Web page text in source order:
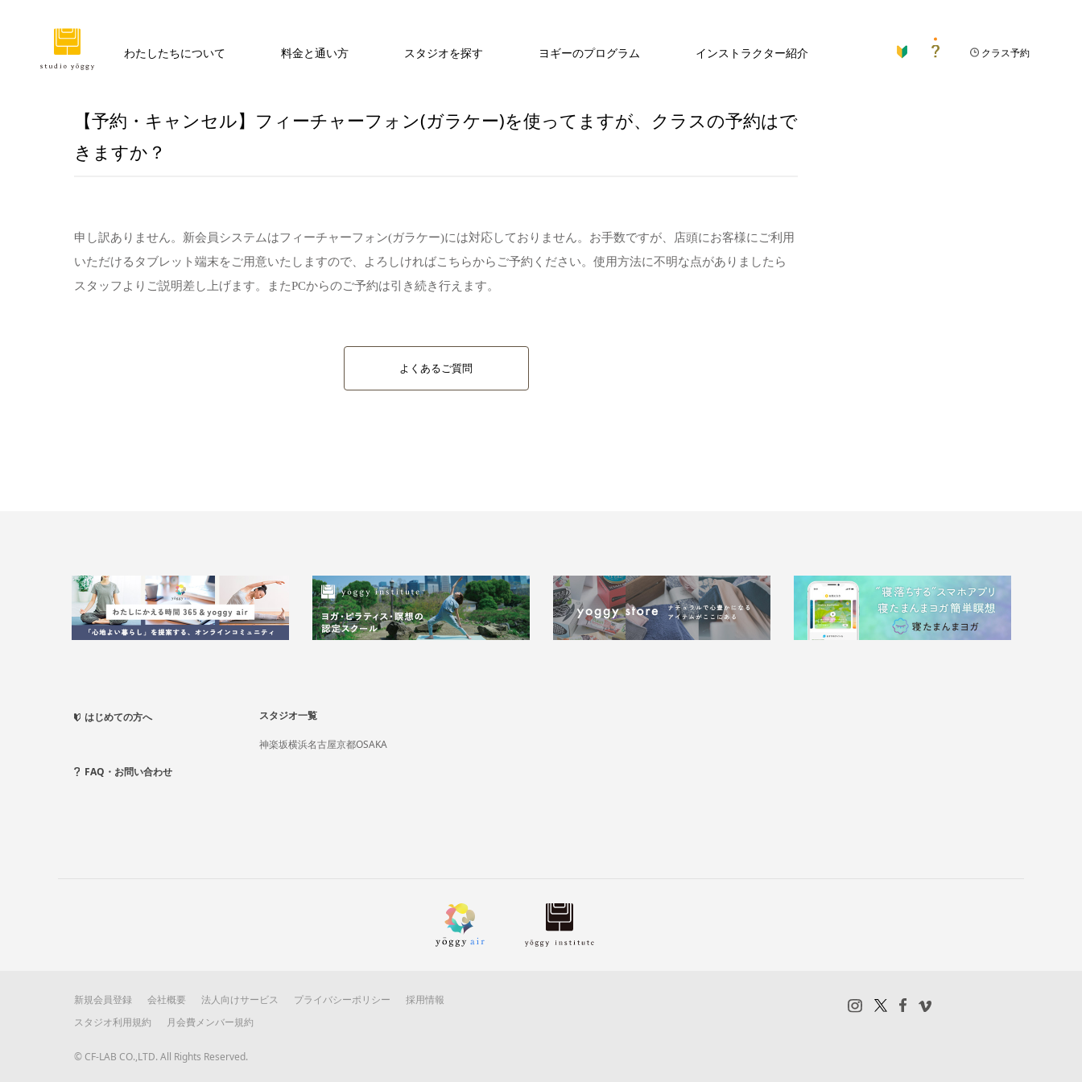
わたしたちについて 料金と通い方 スタジオを探す ヨギーのプログラム インストラクター紹介 クラス予約
【予約・キャンセル】フィーチャーフォン(ガラケー)を使ってますが、クラスの予約はで
きますか？
申し訳ありません。新会員システムはフィーチャーフォン(ガラケー)には対応しておりません。お手数ですが、店頭にお客様にご利用
いただけるタブレット端末をご用意いたしますので、よろしければこちらからご予約ください。使用方法に不明な点がありましたら
スタッフよりご説明差し上げます。またPCからのご予約は引き続き行えます。
よくあるご質問
はじめての方へ
FAQ・お問い合わせ
スタジオ一覧
神楽坂横浜名古屋京都OSAKA
新規会員登録 会社概要 法人向けサービス プライバシーポリシー
採用情報
スタジオ利用規約
月会費メンバー規約
© CF-LAB CO.,LTD. All Rights Reserved.